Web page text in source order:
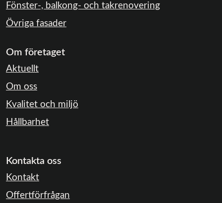
Fönster-, balkong- och takrenovering
Övriga fasader
Om företaget
Aktuellt
Om oss
Kvalitet och miljö
Hållbarhet
Kontakta oss
Kontakt
Offertförfrågan